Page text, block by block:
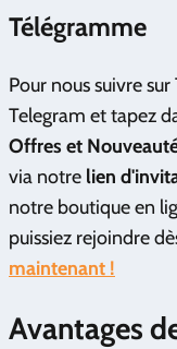
Télégramme
Pour nous suivre
Telegram et tapez
Offres et
via notre lien
notre boutique en
puissiez rejoindre
maintenant !
Avantages